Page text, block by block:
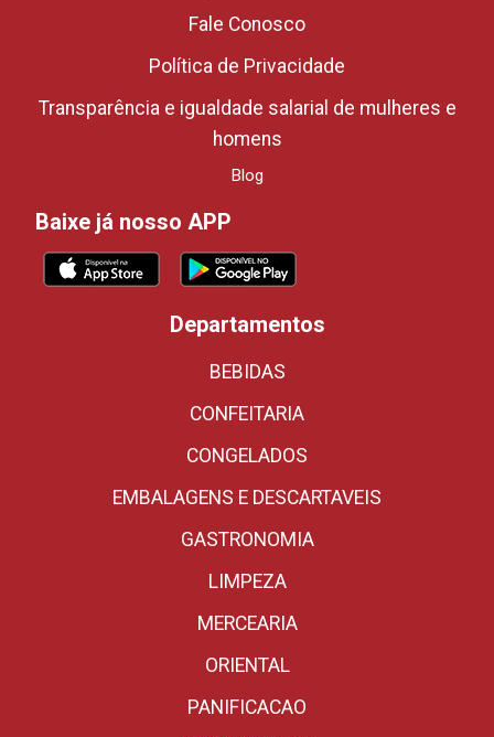
Fale Conosco
Política de Privacidade
Transparência e igualdade salarial de mulheres e
homens
Blog
Baixe já nosso APP
Departamentos
BEBIDAS
CONFEITARIA
CONGELADOS
EMBALAGENS E DESCARTAVEIS
GASTRONOMIA
LIMPEZA
MERCEARIA
ORIENTAL
PANIFICACAO